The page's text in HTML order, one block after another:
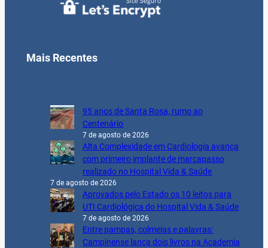
Mais Recentes
95 anos de Santa Rosa, rumo ao
Centenário
7 de agosto de 2026
Alta Complexidade em Cardiologia avança
com primeiro implante de marcapasso
realizado no Hospital Vida & Saúde
7 de agosto de 2026
Aprovados pelo Estado os 10 leitos para
UTI Cardiológica do Hospital Vida & Saúde
7 de agosto de 2026
Entre pampas, colmeias e palavras:
Campinense lança dois livros na Academia